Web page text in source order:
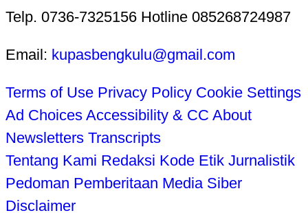
Telp. 0736-7325156 Hotline 085268724987
Email: kupasbengkulu@gmail.com
Terms of Use Privacy Policy Cookie Settings
Ad Choices Accessibility & CC About
Newsletters Transcripts
Tentang Kami Redaksi Kode Etik Jurnalistik
Pedoman Pemberitaan Media Siber
Disclaimer